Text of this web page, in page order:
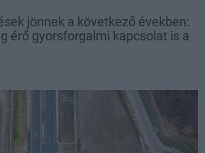
jönnek a következő években:
érő gyorsforgalmi kapcsolat is a